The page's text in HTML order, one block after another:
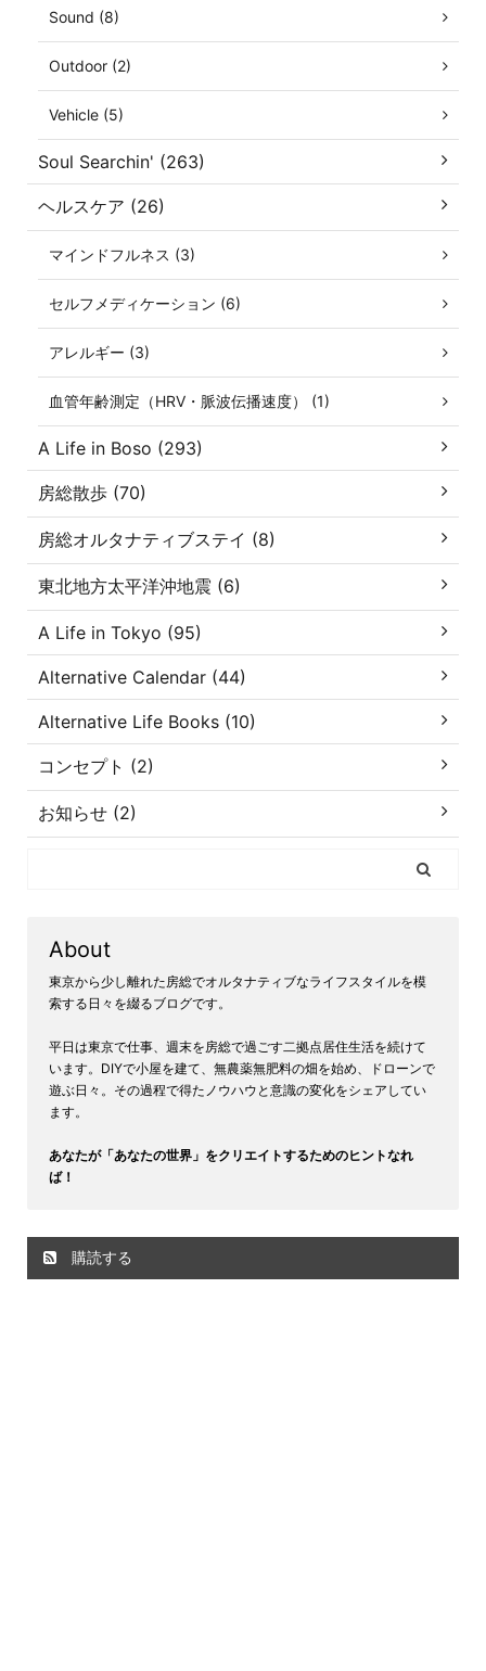
Sound (8)
Outdoor (2)
Vehicle (5)
Soul Searchin' (263)
ヘルスケア (26)
マインドフルネス (3)
セルフメディケーション (6)
アレルギー (3)
血管年齢測定（HRV・脈波伝播速度） (1)
A Life in Boso (293)
房総散歩 (70)
房総オルタナティブステイ (8)
東北地方太平洋沖地震 (6)
A Life in Tokyo (95)
Alternative Calendar (44)
Alternative Life Books (10)
コンセプト (2)
お知らせ (2)
About
東京から少し離れた房総でオルタナティブなライフスタイルを模
索する日々を綴るブログです。
平日は東京で仕事、週末を房総で過ごす二拠点居住生活を続けて
います。DIYで小屋を建て、無農薬無肥料の畑を始め、ドローンで
遊ぶ日々。その過程で得たノウハウと意識の変化をシェアしてい
ます。
あなたが「あなたの世界」をクリエイトするためのヒントなれ
ば！
購読する